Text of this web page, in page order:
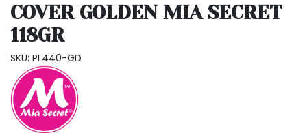
COVER GOLDEN MIA SECRET
118GR
SKU: PL440-GD